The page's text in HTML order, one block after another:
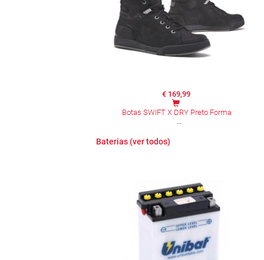
€ 169,99
Botas SWIFT X DRY Preto Forma
Baterias (ver todos)